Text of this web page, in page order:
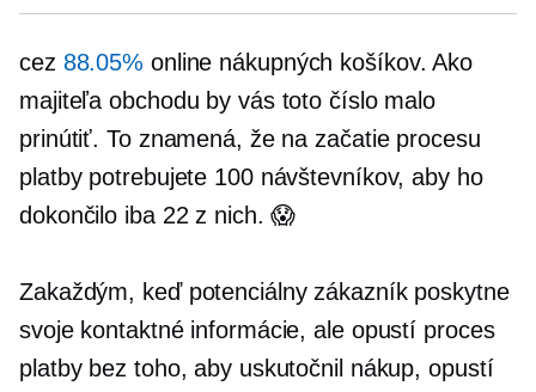
cez 88.05% online nákupných košíkov. Ako
majiteľa obchodu by vás toto číslo malo
prinútiť. To znamená, že na začatie procesu
platby potrebujete 100 návštevníkov, aby ho
dokončilo iba 22 z nich. 😱
Zakaždým, keď potenciálny zákazník poskytne
svoje kontaktné informácie, ale opustí proces
platby bez toho, aby uskutočnil nákup, opustí